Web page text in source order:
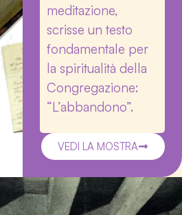
meditazione,
scrisse un testo
fondamentale per
la spiritualità della
Congregazione:
“L’abbandono”.
VEDI LA MOSTRA